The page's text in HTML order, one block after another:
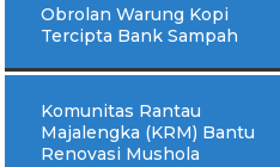
Obrolan Warung Kopi
Tercipta Bank Sampah
Komunitas Rantau
Majalengka (KRM) Bantu
Renovasi Mushola